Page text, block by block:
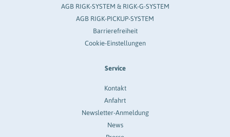
AGB RIGK-SYSTEM & RIGK-G-SYSTEM
AGB RIGK-PICKUP-SYSTEM
Barrierefreiheit
Cookie-Einstellungen
Service
Kontakt
Anfahrt
Newsletter-Anmeldung
News